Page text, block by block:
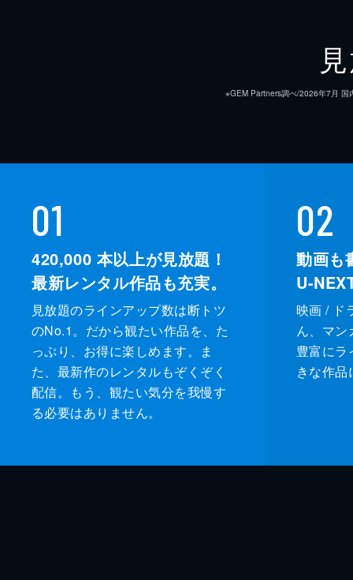
※GEM Partners調べ/2026年7⽉ 国
01
420,000 本以上が見放題！
最新レンタル作品も充実。
見放題のラインアップ数は断トツ
のNo.1。だから観たい作品を、た
っぷり、お得に楽しめます。ま
た、最新作のレンタルもぞくぞく
配信。もう、観たい気分を我慢す
る必要はありません。
02
動画も
U-
映画 / ド
ん、マン
豊富にラ
きな作